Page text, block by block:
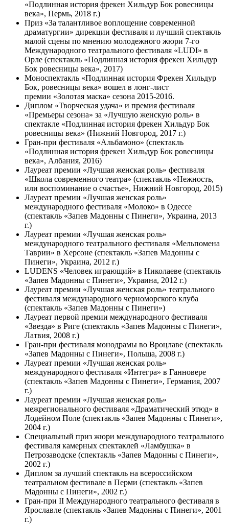
«Подлинная история фрекен Хильдур Бок ровесницы
века», Пермь, 2018 г.)
Приз «За талантливое воплощение современной
драматургии» дирекции фестиваля и лучший спектакль
малой сцены по мнению молодежного жюри 7-го
Международного театрального фестиваля «LUDI» в
Орле (спектакль «Подлинная история фрекен Хильдур
Бок ровесницы века», 2017)
Моноспектакль «Подлинная история Фрекен Хильдур
Бок, ровесницы века» вошел в лонг-лист
премии «Золотая маска» сезона 2015-2016.
Диплом «Творческая удача» и премия фестиваля
«Премьеры сезона» за «Лучшую женскую роль» в
спектакле «Подлинная история фрекен Хильдур Бок
ровесницы века» (Нижний Новгород, 2017 г.)
Гран-при фестиваля «Альбамоно» (спектакль
«Подлинная история фрекен Хильдур Бок ровесницы
века», Албания, 2016)
Лауреат премии «Лучшая женская роль» фестиваля
«Школа современного театра» (спектакль «Нежность,
или воспоминание о счастье», Нижний Новгород, 2015)
Лауреат премии «Лучшая женская роль»
международного фестиваля «Молоко» в Одессе
(спектакль «Запев Мадонны с Пинеги», Украина, 2013
г.)
Лауреат премии «Лучшая женская роль»
международного театрального фестиваля «Мельпомена
Таврии» в Херсоне (спектакль «Запев Мадонны с
Пинеги», Украина, 2012 г.)
LUDENS «Человек играющий» в Николаеве (спектакль
«Запев Мадонны с Пинеги», Украина, 2012 г.)
Лауреат премии «Лучшая женская роль» театрального
фестиваля международного черноморского клуба
(спектакль «Запев Мадонны с Пинеги»)
Лауреат первой премии международного фестиваля
«Звезда» в Риге (спектакль «Запев Мадонны с Пинеги»,
Латвия, 2008 г.)
Гран-при фестиваля монодрамы во Вроцлаве (спектакль
«Запев Мадонны с Пинеги», Польша, 2008 г.)
Лауреат премии «Лучшая женская роль»
международного фестиваля «Интегра» в Ганновере
(спектакль «Запев Мадонны с Пинеги», Германия, 2007
г.)
Лауреат премии «Лучшая женская роль»
межрегионального фестиваля «Драматический этюд» в
Лодейном Поле (спектакль «Запев Мадонны с Пинеги»,
2004 г.)
Специальный приз жюри международного театрального
фестиваля камерных спектаклей «Ламбушка» в
Петрозаводске (спектакль «Запев Мадонны с Пинеги»,
2002 г.)
Диплом за лучший спектакль на всероссийском
театральном фестивале в Перми (спектакль «Запев
Мадонны с Пинеги», 2002 г.)
Гран-при II Международного театрального фестиваля в
Ярославле (спектакль «Запев Мадонны с Пинеги», 2001
г.)